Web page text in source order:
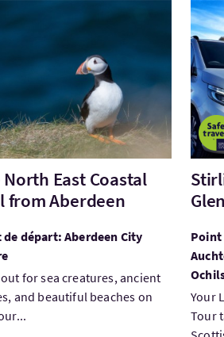
North East Coastal Trail from
East Coastal
from Aberdeen
de départ: Aberdeen City
for sea creatures, ancient
and beautiful beaches on
Point
Your
Tour